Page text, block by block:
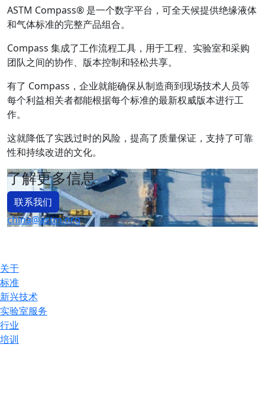
ASTM Compass® 是一个数字平台，可全天候提供绝缘液体
和气体标准的完整产品组合。
Compass 集成了工作流程工具，用于工程、实验室和采购
团队之间的协作、版本控制和轻松共享。
有了 Compass，企业就能确保从制造商到现场技术人员等
每个利益相关者都能根据每个标准的最新权威版本进行工
作。
这就降低了实践过时的风险，提高了质量保证，支持了可靠
性和持续改进的文化。
了解更多信息
联系我们
china@astm.org
关于
标准
新兴技术
实验室服务
行业
培训